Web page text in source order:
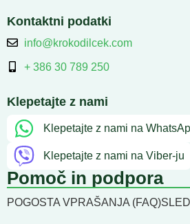
Kontaktni podatki
info@krokodilcek.com
+ 386 30 789 250
Klepetajte z nami
Klepetajte z nami na
Klepetajte z nami na Viber-ju
Pomoč in podpora
POGOSTA VPRAŠANJA (FAQ)